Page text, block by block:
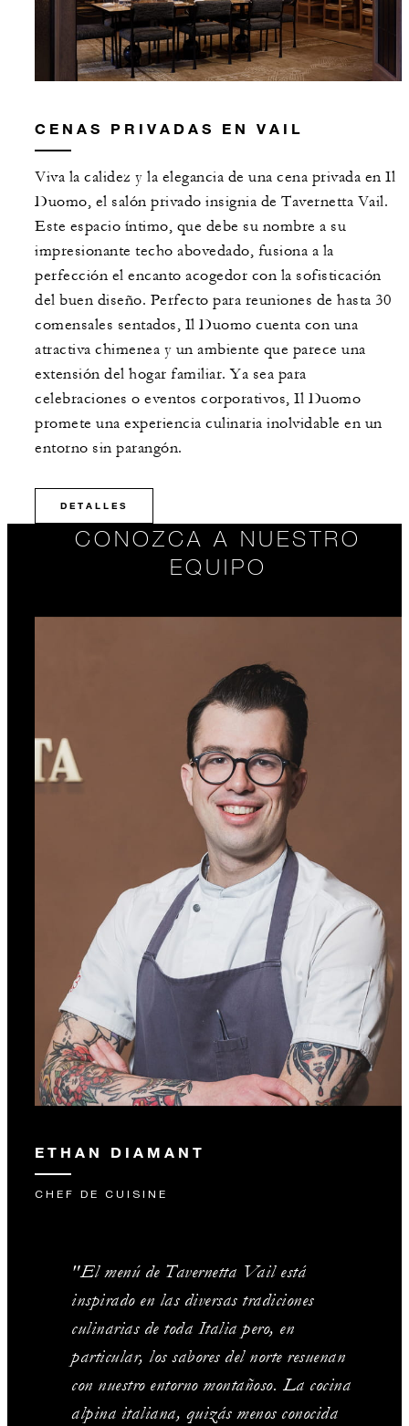
CENAS PRIVADAS EN VAIL
Viva la calidez y la elegancia de una cena privada en Il
Duomo, el salón privado insignia de Tavernetta Vail.
Este espacio íntimo, que debe su nombre a su
impresionante techo abovedado, fusiona a la
perfección el encanto acogedor con la sofisticación
del buen diseño. Perfecto para reuniones de hasta 30
comensales sentados, Il Duomo cuenta con una
atractiva chimenea y un ambiente que parece una
extensión del hogar familiar. Ya sea para
celebraciones o eventos corporativos, Il Duomo
promete una experiencia culinaria inolvidable en un
entorno sin parangón.
DETALLES
CONOZCA A NUESTRO
EQUIPO
ETHAN DIAMANT
CHEF DE CUISINE
"El menú de Tavernetta Vail está
inspirado en las diversas tradiciones
culinarias de toda Italia pero, en
particular, los sabores del norte resuenan
con nuestro entorno montañoso. La cocina
alpina italiana, quizás menos conocida